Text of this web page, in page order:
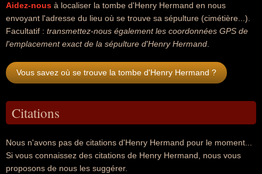
Aidez-nous à localiser la tombe d'Henry Hermand en nous
envoyant l'adresse du lieu où se trouve sa sépulture (cimétière...).
Facultatif : transmettez-nous également les coordonnées GPS de
l'emplacement exact de la sépulture d'Henry Hermand
Vous savez où se trouve la tombe d'Henry Hermand ?
Citations
Nous n'avons pas de citations d'Henry Hermand pour le moment...
Si vous connaissez des citations de Henry Hermand, nous vous
proposons de nous les suggérer.